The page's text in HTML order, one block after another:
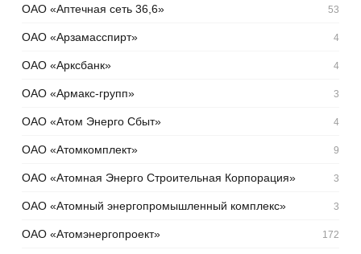
ОАО «Аптечная сеть 36,6» 53
ОАО «Арзамасспирт» 4
ОАО «Арксбанк» 4
ОАО «Армакс-групп» 3
ОАО «Атом Энерго Сбыт» 4
ОАО «Атомкомплект» 9
ОАО «Атомная Энерго Строительная Корпорация» 3
ОАО «Атомный энергопромышленный комплекс» 3
ОАО «Атомэнергопроект» 172